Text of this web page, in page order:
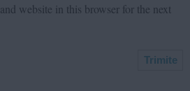
website in this browser for the next